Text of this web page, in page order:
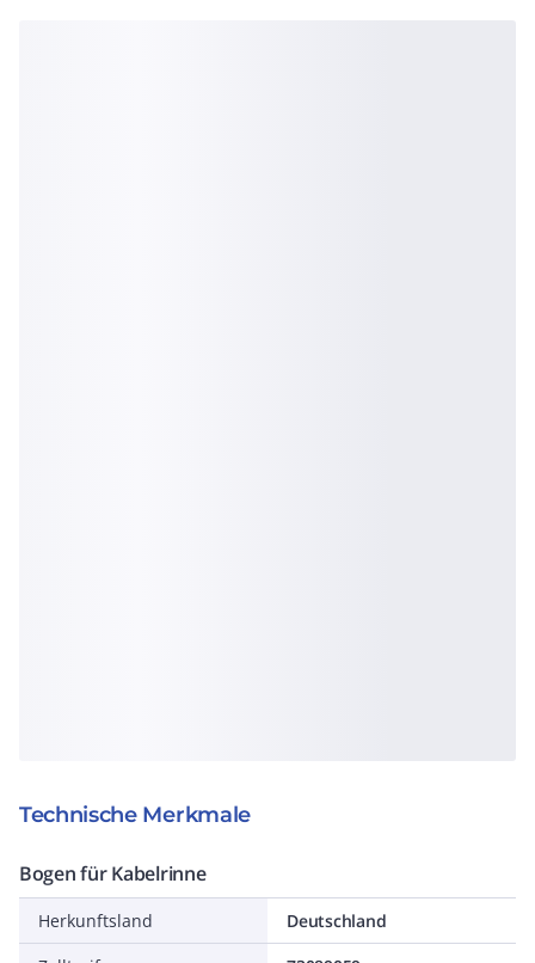
Technische Merkmale
Bogen für Kabelrinne
Herkunftsland
Deutschland